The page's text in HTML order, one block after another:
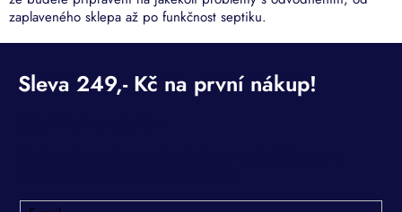
zaplaveného sklepa až po funkčnost septiku.